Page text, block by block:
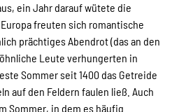
ein Jahr darauf wütete die
freuten sich romantische
prächtiges Abendrot (das an den
Leute verhungerten in
Sommer seit 1400 das Getreide
auf den Feldern faulen ließ. Auch
Sommer, in dem es häufig